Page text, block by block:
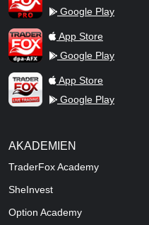
Google Play
TraderFox dpa-AFX ProFeed
App Store
Google Play
TraderFox Live Trading
App Store
Google Play
AKADEMIEN
TraderFox Academy
SheInvest
Option Academy